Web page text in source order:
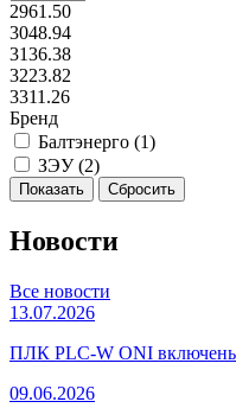
2961.50
3048.94
3136.38
3223.82
3311.26
Бренд
Балтэнерго (1)
ЗЭУ (2)
Новости
Все новости
13.07.2026
ПЛК PLC-W ONI включены
09.06.2026